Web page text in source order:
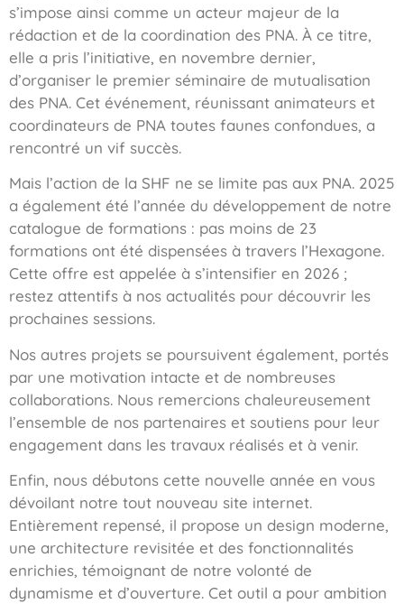
s’impose ainsi comme un acteur majeur de la
rédaction et de la coordination des PNA. À ce titre,
elle a pris l’initiative, en novembre dernier,
d’organiser le premier séminaire de mutualisation
des PNA. Cet événement, réunissant animateurs et
coordinateurs de PNA toutes faunes confondues, a
rencontré un vif succès.
Mais l’action de la SHF ne se limite pas aux PNA. 2025
a également été l’année du développement de notre
catalogue de formations : pas moins de 23
formations ont été dispensées à travers l’Hexagone.
Cette offre est appelée à s’intensifier en 2026 ;
restez attentifs à nos actualités pour découvrir les
prochaines sessions.
Nos autres projets se poursuivent également, portés
par une motivation intacte et de nombreuses
collaborations. Nous remercions chaleureusement
l’ensemble de nos partenaires et soutiens pour leur
engagement dans les travaux réalisés et à venir.
Enfin, nous débutons cette nouvelle année en vous
dévoilant notre tout nouveau site internet.
Entièrement repensé, il propose un design moderne,
une architecture revisitée et des fonctionnalités
enrichies, témoignant de notre volonté de
dynamisme et d’ouverture. Cet outil a pour ambition